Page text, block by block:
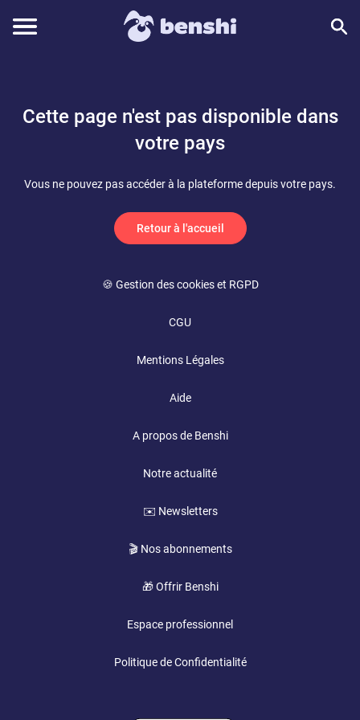
Cette page n'est pas disponible dans
votre pays
Vous ne pouvez pas accéder à la plateforme depuis votre pays.
Retour à l'accueil
🍪 Gestion des cookies et RGPD
CGU
Mentions Légales
Aide
A propos de Benshi
Notre actualité
✉️ Newsletters
🎬 Nos abonnements
🎁 Offrir Benshi
Espace professionnel
Politique de Confidentialité